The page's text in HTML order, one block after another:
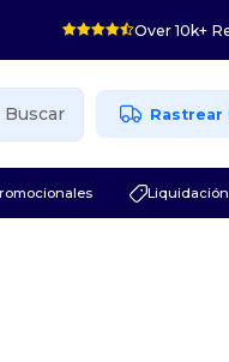
Over 10k+
Buscar Rastrear
Liquidación